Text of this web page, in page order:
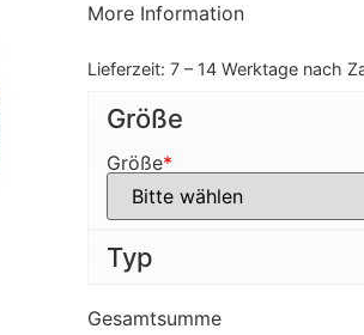
More Information
Lieferzeit: 7 – 14 Werktage nach
Größe
*
Größe
Typ
Gesamtsumme